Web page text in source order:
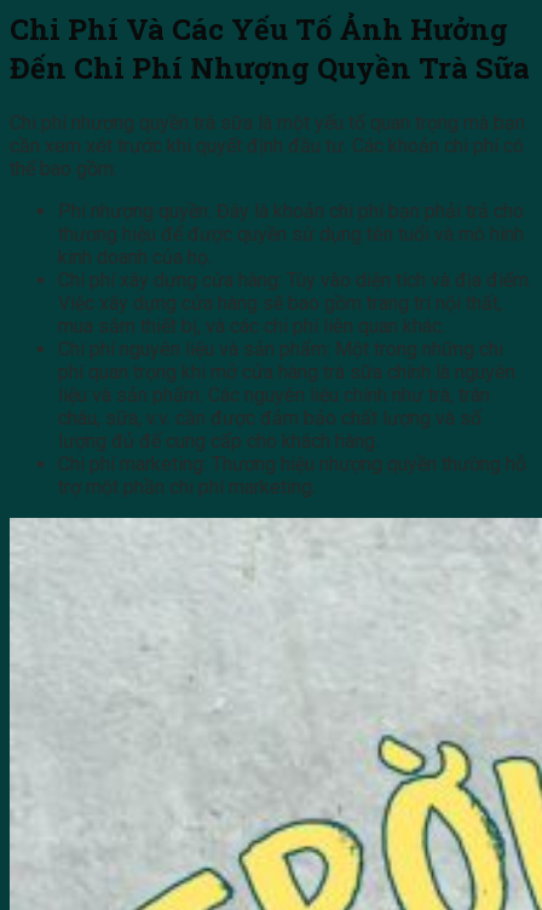
Chi Phí Và Các Yếu Tố Ảnh Hưởng
Đến Chi Phí Nhượng Quyền Trà Sữa
Chi phí nhượng quyền trà sữa là một yếu tố quan trọng mà bạn
cần xem xét trước khi quyết định đầu tư. Các khoản chi phí có
thể bao gồm:
Phí nhượng quyền: Đây là khoản chi phí bạn phải trả cho
thương hiệu để được quyền sử dụng tên tuổi và mô hình
kinh doanh của họ.
Chi phí xây dựng cửa hàng: Tùy vào diện tích và địa điểm.
Việc xây dựng cửa hàng sẽ bao gồm trang trí nội thất,
mua sắm thiết bị, và các chi phí liên quan khác.
Chi phí nguyên liệu và sản phẩm: Một trong những chi
phí quan trọng khi mở cửa hàng trà sữa chính là nguyên
liệu và sản phẩm. Các nguyên liệu chính như trà, trân
châu, sữa, v.v. cần được đảm bảo chất lượng và số
lượng đủ để cung cấp cho khách hàng.
Chi phí marketing: Thương hiệu nhượng quyền thường hỗ
trợ một phần chi phí marketing.